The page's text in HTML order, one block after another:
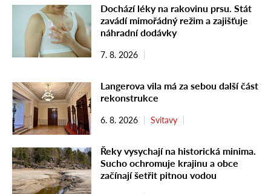
Dochází léky na rakovinu prsu. Stát
zavádí mimořádný režim a zajišťuje
náhradní dodávky
7. 8. 2026
Langerova vila má za sebou další část
rekonstrukce
6. 8. 2026 Svitavy
Řeky vysychají na historická minima.
Sucho ochromuje krajinu a obce
začínají šetřit pitnou vodou